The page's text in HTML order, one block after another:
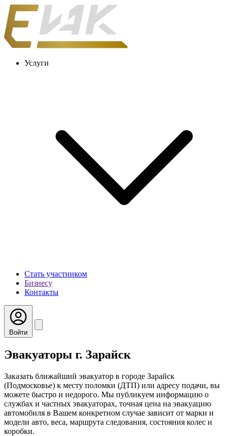
Услуги
Стать участником
Бизнесу
Контакты
Войти
Эвакуаторы г. Зарайск
Заказать ближайший эвакуатор в городе Зарайск
(Подмосковье) к месту поломки (ДТП) или адресу подачи, вы
можете быстро и недорого. Мы публикуем информацию о
службах и частных эвакуаторах, точная цена на эвакуацию
автомобиля в Вашем конкретном случае зависит от марки и
модели авто, веса, маршрута следования, состояния колес и
коробки.